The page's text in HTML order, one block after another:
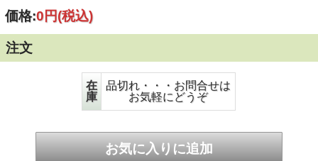
価格:0円(税込)
注文
在
庫
品切れ・・・お問合せは
お気軽にどうぞ